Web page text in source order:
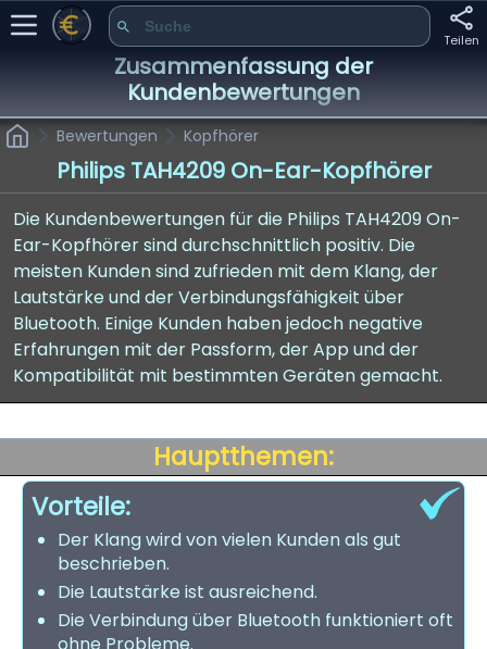
Teilen
Zusammenfassung der
Kundenbewertungen
Bewertungen Kopfhörer
Philips TAH4209 On-Ear-Kopfhörer
Die Kundenbewertungen für die Philips TAH4209 On-
Ear-Kopfhörer sind durchschnittlich positiv. Die
meisten Kunden sind zufrieden mit dem Klang, der
Lautstärke und der Verbindungsfähigkeit über
Bluetooth. Einige Kunden haben jedoch negative
Erfahrungen mit der Passform, der App und der
Kompatibilität mit bestimmten Geräten gemacht.
Hauptthemen:
Vorteile:
Der Klang wird von vielen Kunden als gut
beschrieben.
Die Lautstärke ist ausreichend.
Die Verbindung über Bluetooth funktioniert oft